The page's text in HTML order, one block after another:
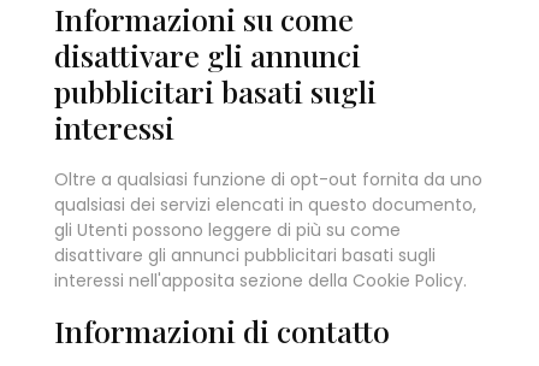
Informazioni su come
disattivare gli annunci
pubblicitari basati sugli
interessi
Oltre a qualsiasi funzione di opt-out fornita da uno
qualsiasi dei servizi elencati in questo documento,
gli Utenti possono leggere di più su come
disattivare gli annunci pubblicitari basati sugli
interessi nell'apposita sezione della Cookie Policy.
Informazioni di contatto